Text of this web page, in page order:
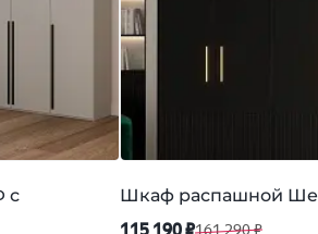
с
Шкаф распашной